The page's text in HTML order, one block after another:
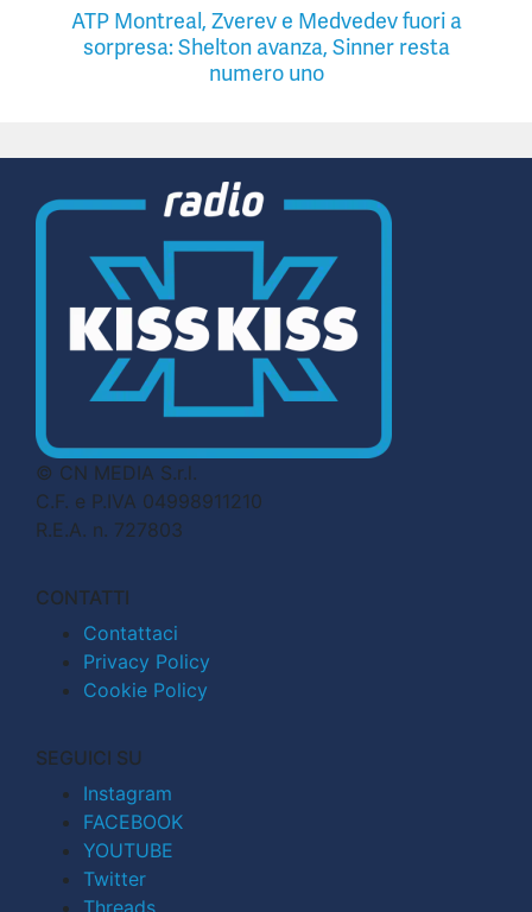
ATP Montreal, Zverev e Medvedev fuori a
sorpresa: Shelton avanza, Sinner resta
numero uno
© CN MEDIA S.r.l.
C.F. e P.IVA 04998911210
R.E.A. n. 727803
CONTATTI
Contattaci
Privacy Policy
Cookie Policy
SEGUICI SU
Instagram
FACEBOOK
YOUTUBE
Twitter
Threads